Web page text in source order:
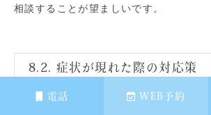
電話 WEB予約
相談することが望ましいです。
8.2. 症状が現れた際の対応策
大腸癌の症状が少しでも現れた場合、ま